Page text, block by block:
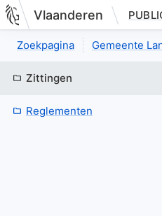
Nieuwe pagina:
Vlaanderen
Zoekpagina Gemeente
Zittingen
Reglementen